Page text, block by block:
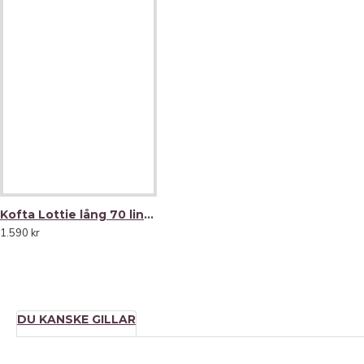
B Y S T|Kofta Lottie lång 70 lin/ 30 ecobomull -klarblå-
1.590 kr
DU KANSKE GILLAR